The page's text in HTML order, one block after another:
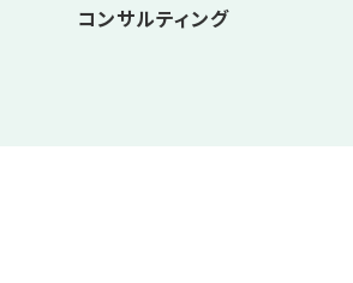
コンサルティング